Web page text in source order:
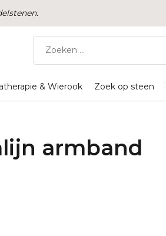
& Wierook Zoek op steen
armband